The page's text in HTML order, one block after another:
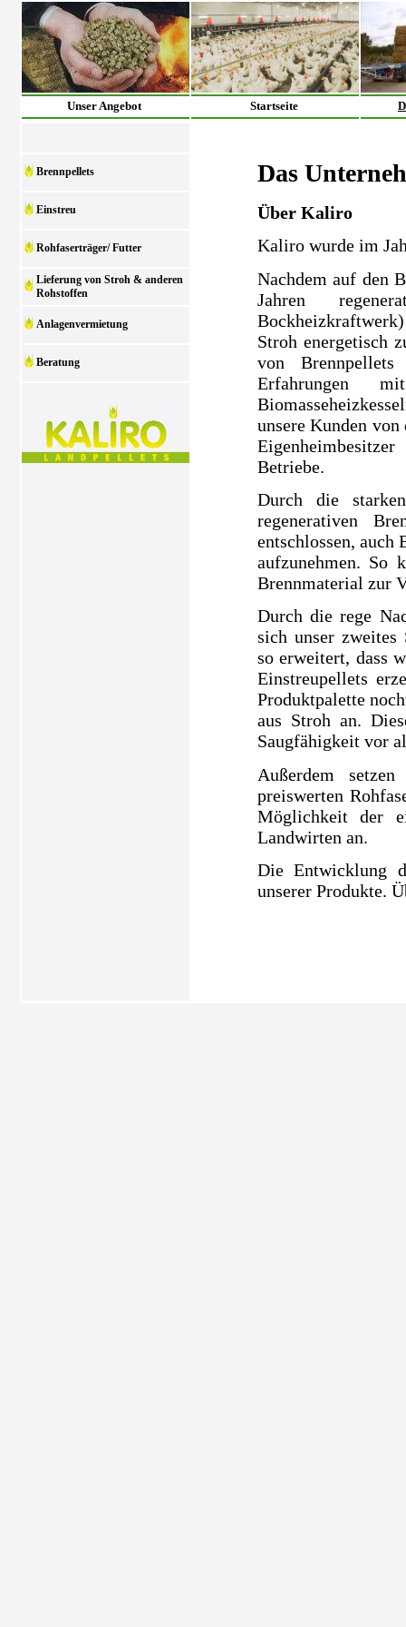
Unser Angebot Startseite
Brennpellets
Einstreu
Rohfaserträger/ Futter
Lieferung von Stroh & anderen
Rohstoffen
Anlagenvermietung
Beratung
Das
Über Kaliro
Kaliro wurde im
Nachdem auf den
Jahren
Stroh energetisch
von
Erfahrungen
unsere Kunden
Betriebe.
Durch die
regenerativen
entschlossen, auch
aufzunehmen. So
Brennmaterial zur
Durch die rege
sich unser zweites
so erweitert, dass
Einstreupellets
Produktpalette
aus Stroh an.
Saugfähigkeit vor
Außerdem
preiswerten
Möglichkeit der
Landwirten an.
Die Entwicklung
unserer Produkte.